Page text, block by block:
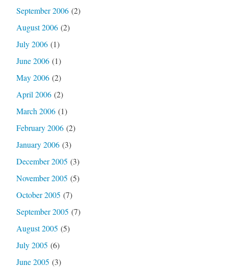
September 2006(2)
August 2006(2)
July 2006(1)
June 2006(1)
May 2006(2)
April 2006(2)
March 2006(1)
February 2006(2)
January 2006(3)
December 2005 (3)
November 2005 (5)
October 2005 (7)
September 2005 (7)
August 2005 (5)
July 2005 (6)
June 2005 (3)